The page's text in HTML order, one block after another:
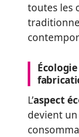
toutes les
L’aspect
devient